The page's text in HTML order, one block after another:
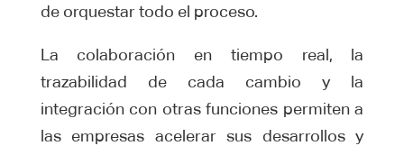
de orquestar todo el proceso.
La colaboración en tiempo real, la
trazabilidad de cada cambio y la
integración con otras funciones permiten a
las empresas acelerar sus desarrollos y